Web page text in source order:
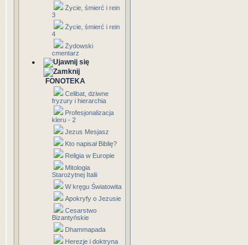
Życie, śmierć i rein
3
Życie, śmierć i rein
4
Żydowski
cmentarz
FONOTEKA
Celibat, dziwne
fryzury i hierarchia
Profesjonalizacja
kleru - 2
Jezus Mesjasz
Kto napisał Biblię?
Religia w Europie
Mitologia
Starożytnej Italii
W kręgu Światowita
Apokryfy o Jezusie
Cesarstwo
Bizantyńskie
Dhammapada
Herezje i doktryna